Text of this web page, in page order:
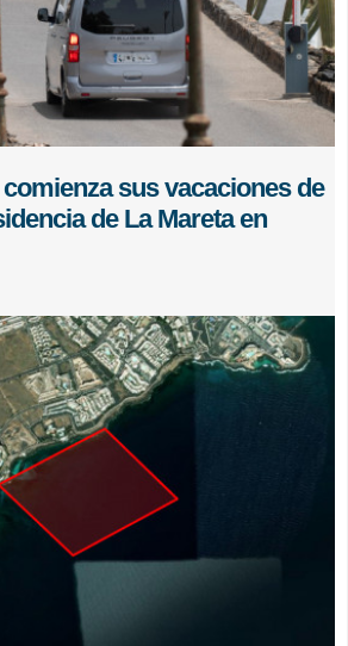
sus vacaciones de
de La Mareta en